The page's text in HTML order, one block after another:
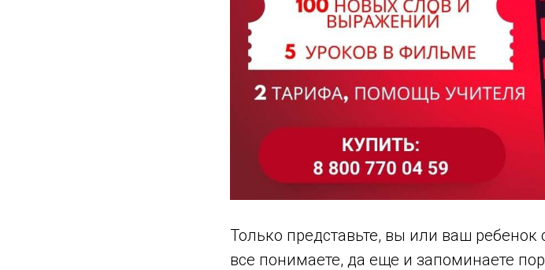
Только представьте, вы или ваш
все понимаете, да еще и запоминаете